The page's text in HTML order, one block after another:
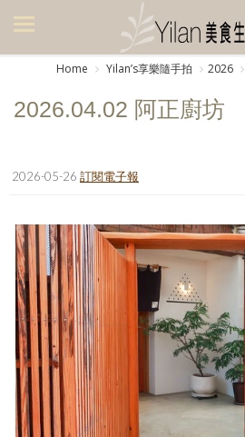
美食集
生活風
書房集
日記簿
餐桌週記
享樂隨手拍
照相簿
Home Yilanʼs享樂隨手拍 2026
2026.04.02 阿正廚坊
2026-05-26 訂閱電子報